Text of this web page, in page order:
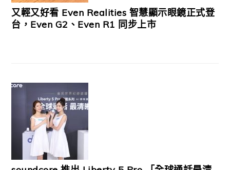
又輕又好看 Even Realities 智慧顯示眼鏡正式登
台，Even G2、Even R1 同步上市